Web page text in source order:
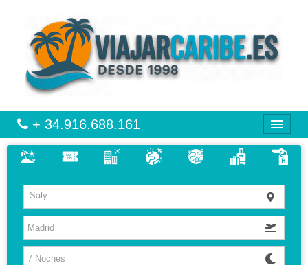
+ 34.916.688.161
VIAJES
VUELO + HOTEL
MULTIDESTINOS
Saly